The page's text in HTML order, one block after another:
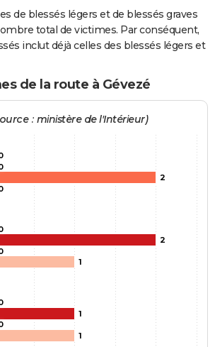
de blessés légers et de blessés graves
total de victimes. Par conséquent,
inclut déjà celles des blessés légers et
de la route à Gévezé
: ministère de l'Intérieur)
2
1
2
1
1